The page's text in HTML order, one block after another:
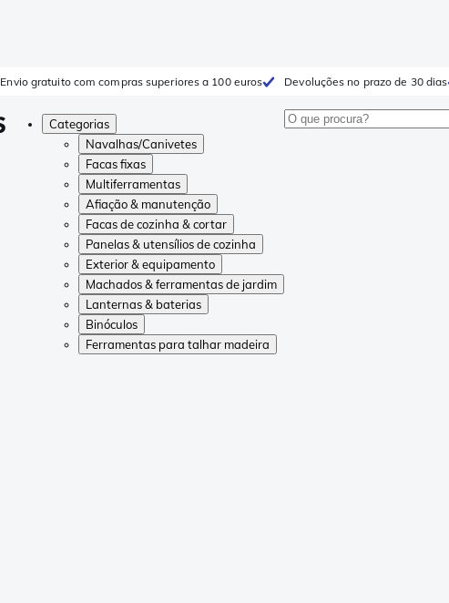
Envio gratuito com compras superiores a 100 euros Devoluções no prazo de 30 dias
Categorias
Navalhas/Canivetes
Facas fixas
Multiferramentas
Afiação & manutenção
Facas de cozinha & cortar
Panelas & utensílios de cozinha
Exterior & equipamento
Machados & ferramentas de jardim
Lanternas & baterias
Binóculos
Ferramentas para talhar madeira